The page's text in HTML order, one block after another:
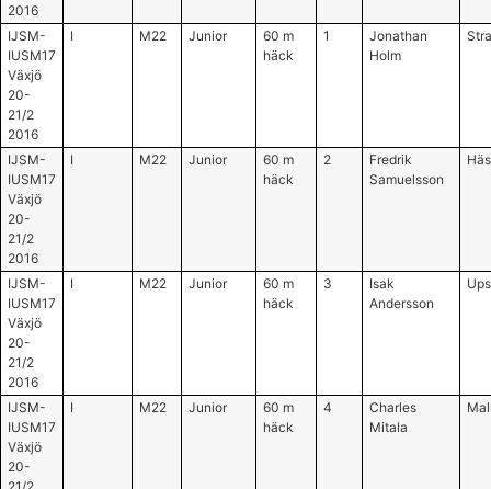
2016
IJSM-
IUSM17
Växjö
20-
21/2
2016
I M22 Junior
60 m
häck
1
Jonathan
Holm
IJSM-
IUSM17
Växjö
20-
21/2
2016
I M22 Junior
60 m
häck
2
Fredrik
Samuelsson
IJSM-
IUSM17
Växjö
20-
21/2
2016
I M22 Junior
60 m
häck
3
Isak
Andersson
IJSM-
IUSM17
Växjö
20-
I M22 Junior
60 m
häck
4
Charles
Mitala